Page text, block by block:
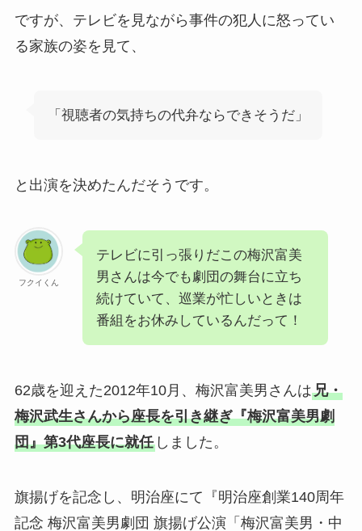
ですが、テレビを見ながら事件の犯人に怒ってい
る家族の姿を見て、
「視聴者の気持ちの代弁ならできそうだ」
と出演を決めたんだそうです。
フクイくん
テレビに引っ張りだこの梅沢富美
男さんは今でも劇団の舞台に立ち
続けていて、巡業が忙しいときは
番組をお休みしているんだって！
62歳を迎えた2012年10月、梅沢富美男さんは兄・
梅沢武生さんから座長を引き継ぎ『梅沢富美男劇
団』第3代座長に就任しました。
旗揚げを記念し、明治座にて『明治座創業140周年
記念 梅沢富美男劇団 旗揚げ公演「梅沢富美男・中